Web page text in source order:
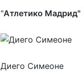
"Атлетико Мадрид"
Диего Симеоне